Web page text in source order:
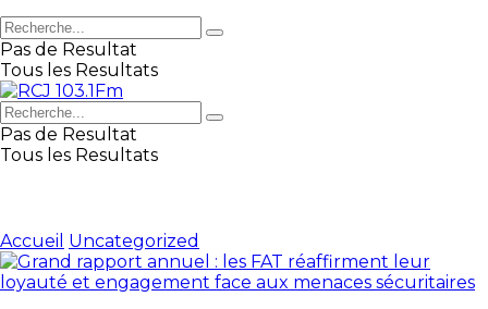
Pas de Resultat
Tous les Resultats
Pas de Resultat
Tous les Resultats
Accueil Uncategorized